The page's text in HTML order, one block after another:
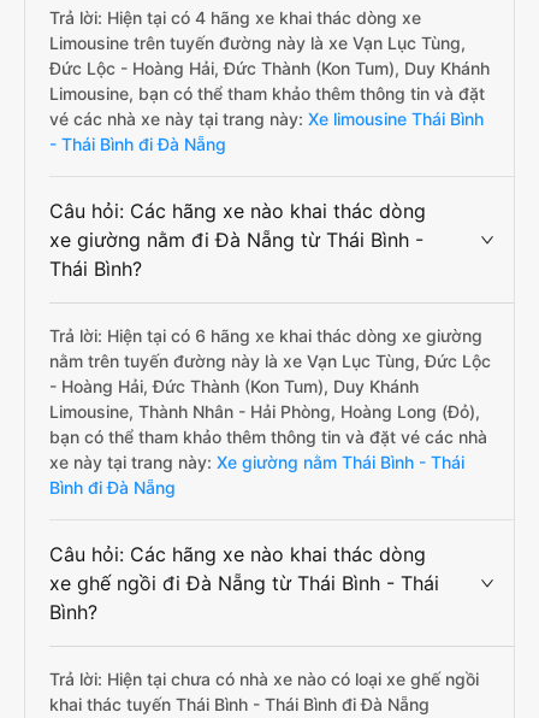
Trả lời: Hiện tại có 4 hãng xe khai thác dòng xe
Limousine trên tuyến đường này là xe Vạn Lục Tùng,
Đức Lộc - Hoàng Hải, Đức Thành (Kon Tum), Duy Khánh
Limousine, bạn có thể tham khảo thêm thông tin và đặt
vé các nhà xe này tại trang này: Xe limousine Thái Bình
- Thái Bình đi Đà Nẵng
Câu hỏi: Các hãng xe nào khai thác dòng
xe giường nằm đi Đà Nẵng từ Thái Bình -
Thái Bình?
Trả lời: Hiện tại có 6 hãng xe khai thác dòng xe giường
nằm trên tuyến đường này là xe Vạn Lục Tùng, Đức Lộc
- Hoàng Hải, Đức Thành (Kon Tum), Duy Khánh
Limousine, Thành Nhân - Hải Phòng, Hoàng Long (Đỏ),
bạn có thể tham khảo thêm thông tin và đặt vé các nhà
xe này tại trang này: Xe giường nằm Thái Bình - Thái
Bình đi Đà Nẵng
Câu hỏi: Các hãng xe nào khai thác dòng
xe ghế ngồi đi Đà Nẵng từ Thái Bình - Thái
Bình?
Trả lời: Hiện tại chưa có nhà xe nào có loại xe ghế ngồi
khai thác tuyến Thái Bình - Thái Bình đi Đà Nẵng